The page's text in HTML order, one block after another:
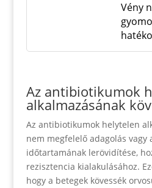
Vény
Az antibiotikumok
alkalmazásának
Az antibiotikumok helytelen
nem megfelelő adagolás vagy
időtartamának lerövidítése,
rezisztencia kialakulásához.
hogy a betegek kövessék